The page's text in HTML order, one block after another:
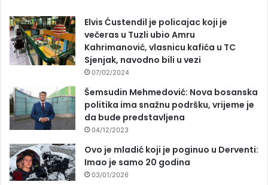
Elvis Ćustendil je policajac koji je
večeras u Tuzli ubio Amru
Kahrimanović, vlasnicu kafića u TC
Sjenjak, navodno bili u vezi
07/02/2024
Šemsudin Mehmedović: Nova bosanska
politika ima snažnu podršku, vrijeme je
da bude predstavljena
04/12/2023
Ovo je mladić koji je poginuo u Derventi:
Imao je samo 20 godina
03/01/2026